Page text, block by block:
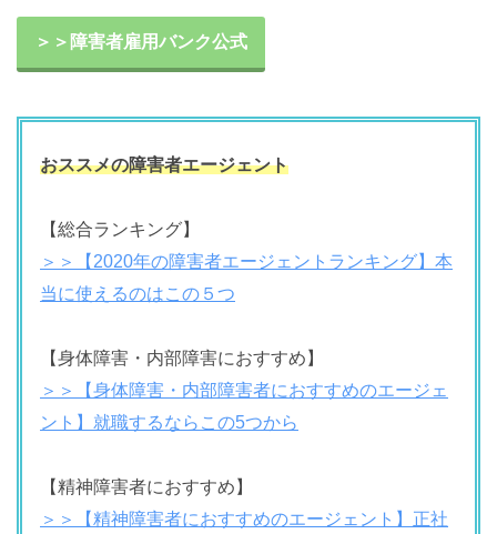
＞＞障害者雇用バンク公式
おススメの障害者エージェント
【総合ランキング】
＞＞【2020年の障害者エージェントランキング】本
当に使えるのはこの５つ
【身体障害・内部障害におすすめ】
＞＞【身体障害・内部障害者におすすめのエージェ
ント】就職するならこの5つから
【精神障害者におすすめ】
＞＞【精神障害者におすすめのエージェント】正社